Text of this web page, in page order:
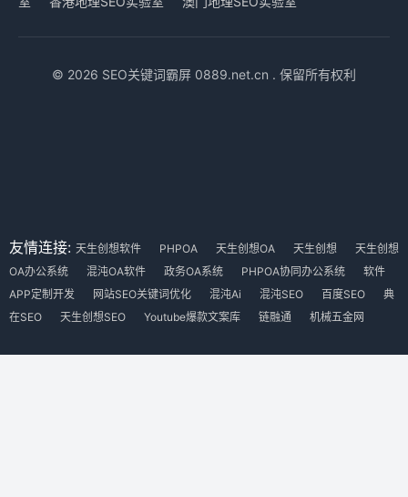
© 2026 SEO关键词霸屏 0889.net.cn . 保留所有权利
友情连接: 天生创想软件 PHPOA 天生创想OA 天生创想
天生创想
OA办公系统
混沌OA软件 政务OA系统 PHPOA协同办公系统
软件
APP定制开发
网站SEO关键词优化 混沌Ai 混沌SEO 百度SEO
典
在SEO
天生创想SEO Youtube爆款文案库 链融通 机械五金网